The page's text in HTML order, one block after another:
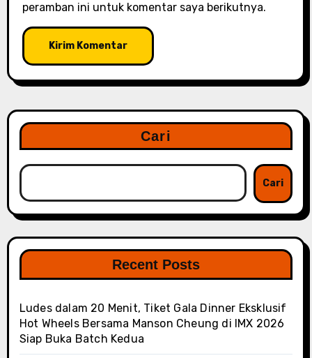
peramban ini untuk komentar saya berikutnya.
Cari
Cari
Recent Posts
Ludes dalam 20 Menit, Tiket Gala Dinner Eksklusif
Hot Wheels Bersama Manson Cheung di IMX 2026
Siap Buka Batch Kedua